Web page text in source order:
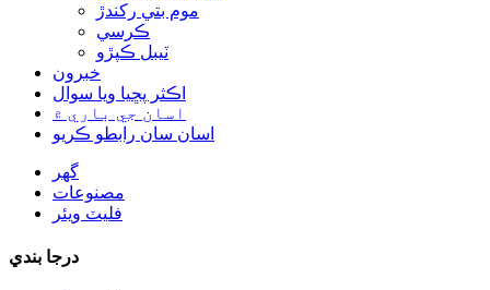
موم بتي رکندڙ
ڪرسي
ٽيبل ڪپڙو
خبرون
اڪثر پڇيا ويا سوال
اسان جي باري ۾
اسان سان رابطو ڪريو
گھر
مصنوعات
فليٽ ويئر
درجا بندي